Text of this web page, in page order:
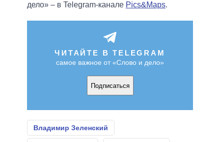
дело» – в Telegram-канале Pics&Maps.
ЧИТАЙТЕ В TELEGRAM
самое важное от «Слово и дело»
Подписаться
Владимир Зеленский